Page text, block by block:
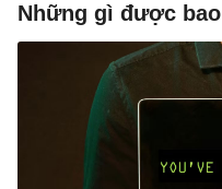
Những gì được